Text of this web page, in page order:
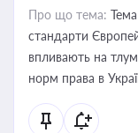
Про що тема:
стандарти
впливають на
норм права в